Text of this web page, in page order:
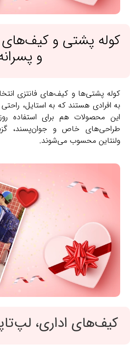
کوله پشتی و کیف‌های
و
کوله پشتی‌ها و کیف‌های فانتزی
به افرادی هستند که به استایل،
این محصولات هم برای استفاده
طراحی‌های خاص و جوان‌پسند،
ولنتاین محسوب می‌شوند.
کیف‌های اداری،